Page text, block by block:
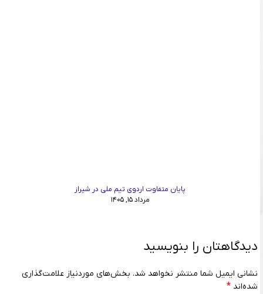
پایان متفاوت اردوی تیم ملی در شیراز
مرداد ۱۵, ۱۴۰۵
دیدگاهتان را بنویسید
نشانی ایمیل شما منتشر نخواهد شد. بخش‌های موردنیاز علامت‌گذاری
شده‌اند *